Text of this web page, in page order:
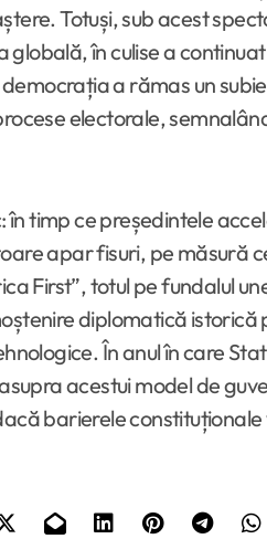
Totuși, sub acest
în culise a
a rămas un
electorale,
timp ce președintele
apar fisuri, pe măsură
First”, totul pe fundalul
diplomatică
În anul în care
acestui model de
barierele